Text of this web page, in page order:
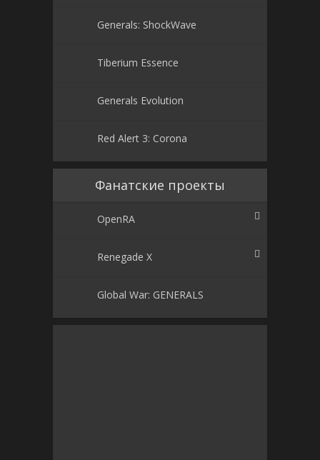
Generals: ShockWave
Tiberium Essence
Generals Evolution
Red Alert 3: Corona
Фанатские проекты
OpenRA
Renegade X
Global War: GENERALS